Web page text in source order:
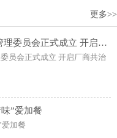
更多>>
厨邦全国市场联盟管理委员会正式成立 开启厂商共治新征程
员会正式成立 开启厂商共治
”爱加餐
加餐